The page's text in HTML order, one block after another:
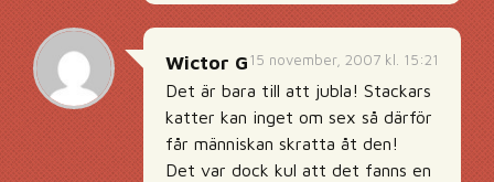
15 november, 2007 kl. 15:21
Wictor G
Det är bara till att jubla! Stackars
katter kan inget om sex så därför
får människan skratta åt den!
Det var dock kul att det fanns en